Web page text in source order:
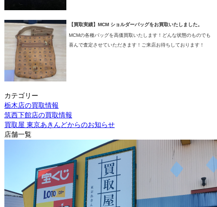
【買取実績】MCM ショルダーバッグをお買取いたしました。
MCMの各種バッグを高価買取いたします！どんな状態のものでも
喜んで査定させていただきます！ご来店お待ちしております！
カテゴリー
栃木店の買取情報
筑西下館店の買取情報
買取屋 東京あきんどからのお知らせ
店舗一覧